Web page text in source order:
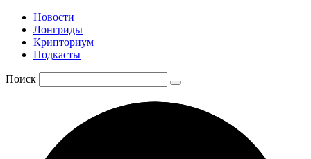
Новости
Лонгриды
Крипториум
Подкасты
Поиск